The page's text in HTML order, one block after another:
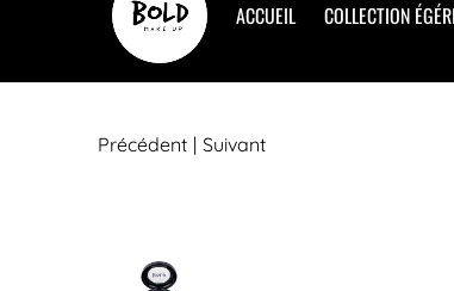
ACCUEIL COLLECTION
Précédent | Suivant